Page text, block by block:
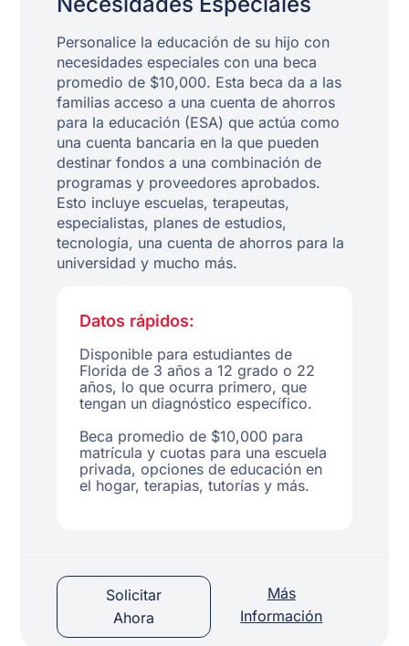
Personalice la educación de su hijo con
necesidades especiales con una beca
promedio de $10,000. Esta beca da a las
familias acceso a una cuenta de ahorros
para la educación (ESA) que actúa como
una cuenta bancaria en la que pueden
destinar fondos a una combinación de
programas y proveedores aprobados.
Esto incluye escuelas, terapeutas,
especialistas, planes de estudios,
tecnología, una cuenta de ahorros para la
universidad y mucho más.
Datos rápidos:
Disponible para estudiantes de
Florida de 3 años a 12 grado o 22
años, lo que ocurra primero, que
tengan un diagnóstico específico.
Beca promedio de $10,000 para
matrícula y cuotas para una escuela
privada, opciones de educación en
el hogar, terapias, tutorías y más.
Solicitar
Ahora
Más
Información